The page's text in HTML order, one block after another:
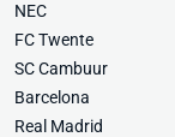
NEC
FC Twente
SC Cambuur
Barcelona
Real Madrid